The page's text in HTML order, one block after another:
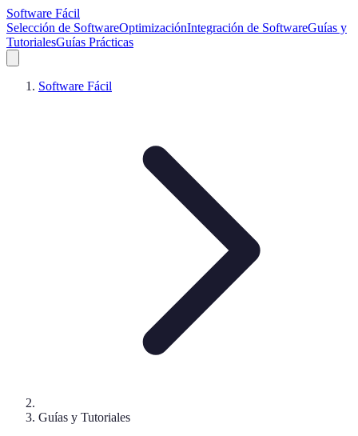
Software Fácil
Selección de SoftwareOptimizaciónIntegración de SoftwareGuías y
TutorialesGuías Prácticas
Software Fácil
Guías y Tutoriales